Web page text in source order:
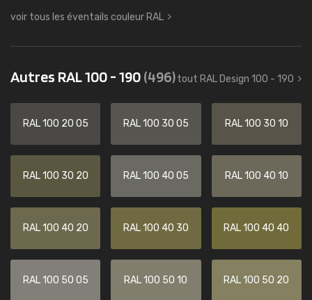
voir tous les éventails couleur RAL
Autres RAL 100 - 190(496)tout RAL Design 100 - 190
RAL 100 20 05 RAL 100 30 05 RAL 100 30 10
RAL 100 30 20 RAL 100 40 05 RAL 100 40 10
RAL 100 40 20 RAL 100 40 30 RAL 100 40 40
RAL 100 50 05 RAL 100 50 10 RAL 100 50 20